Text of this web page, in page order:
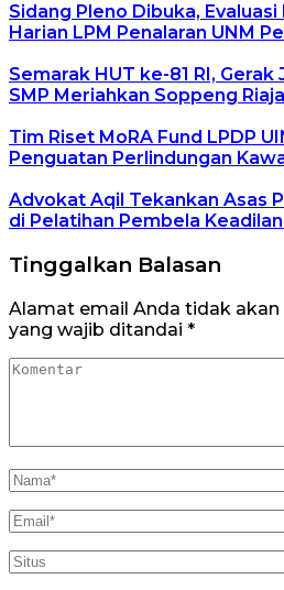
Sidang Pleno Dibuka,
Harian LPM Penalaran UNM
Semarak HUT ke-81 RI, Gerak
SMP Meriahkan Soppeng Riaja
Tim Riset MoRA Fund LPDP
Penguatan Perlindungan
Advokat Aqil Tekankan Asas
di Pelatihan Pembela Keadilan
Tinggalkan Balasan
Alamat email Anda tidak
yang wajib ditandai *